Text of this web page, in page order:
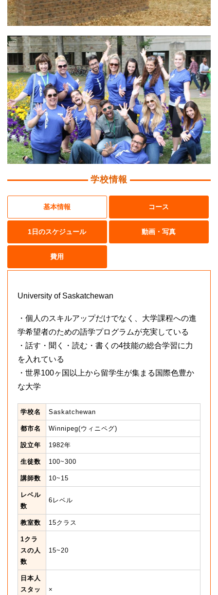
学校情報
基本情報 コース
1日のスケジュール 動画・写真
費用
University of Saskatchewan
・個人のスキルアップだけでなく、大学課程への進
学希望者のための語学プログラムが充実している
・話す・聞く・読む・書くの4技能の総合学習に力
を入れている
・世界100ヶ国以上から留学生が集まる国際色豊か
な大学
学校名 Saskatchewan
都市名 Winnipeg(ウィニペグ)
設立年 1982年
生徒数 100~300
講師数 10~15
レベル
数
6レベル
教室数 15クラス
1クラ
スの人
数
15~20
日本人
スタッ
×